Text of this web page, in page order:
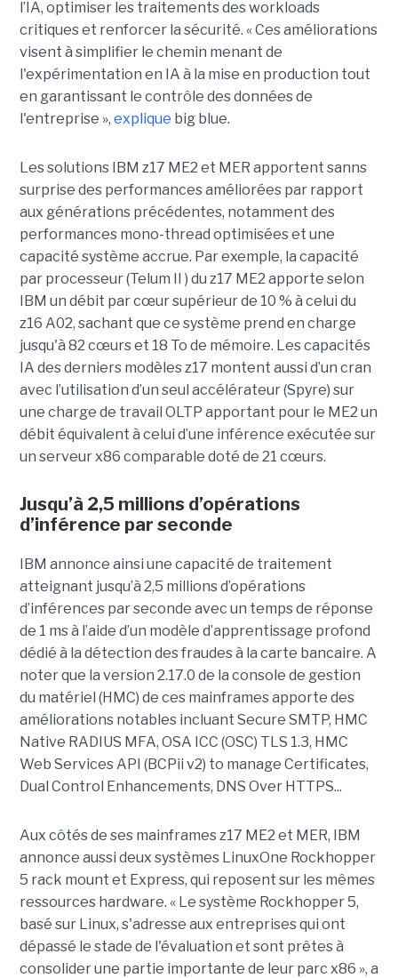
l’IA, optimiser les traitements des workloads
critiques et renforcer la sécurité. « Ces améliorations
visent à simplifier le chemin menant de
l'expérimentation en IA à la mise en production tout
en garantissant le contrôle des données de
l'entreprise », explique big blue.
Les solutions IBM z17 ME2 et MER apportent sanns
surprise des performances améliorées par rapport
aux générations précédentes, notamment des
performances mono-thread optimisées et une
capacité système accrue. Par exemple, la capacité
par processeur (Telum II ) du z17 ME2 apporte selon
IBM un débit par cœur supérieur de 10 % à celui du
z16 A02, sachant que ce système prend en charge
jusqu'à 82 cœurs et 18 To de mémoire. Les capacités
IA des derniers modèles z17 montent aussi d’un cran
avec l’utilisation d’un seul accélérateur (Spyre) sur
une charge de travail OLTP apportant pour le ME2 un
débit équivalent à celui d’une inférence exécutée sur
un serveur x86 comparable doté de 21 cœurs.
Jusqu’à 2,5 millions d’opérations
d’inférence par seconde
IBM annonce ainsi une capacité de traitement
atteignant jusqu’à 2,5 millions d’opérations
d’inférences par seconde avec un temps de réponse
de 1 ms à l’aide d’un modèle d’apprentissage profond
dédié à la détection des fraudes à la carte bancaire. A
noter que la version 2.17.0 de la console de gestion
du matériel (HMC) de ces mainframes apporte des
améliorations notables incluant Secure SMTP, HMC
Native RADIUS MFA, OSA ICC (OSC) TLS 1.3, HMC
Web Services API (BCPii v2) to manage Certificates,
Dual Control Enhancements, DNS Over HTTPS...
Aux côtés de ses mainframes z17 ME2 et MER, IBM
annonce aussi deux systèmes LinuxOne Rockhopper
5 rack mount et Express, qui reposent sur les mêmes
ressources hardware. « Le système Rockhopper 5,
basé sur Linux, s'adresse aux entreprises qui ont
dépassé le stade de l'évaluation et sont prêtes à
consolider une partie importante de leur parc x86 », a